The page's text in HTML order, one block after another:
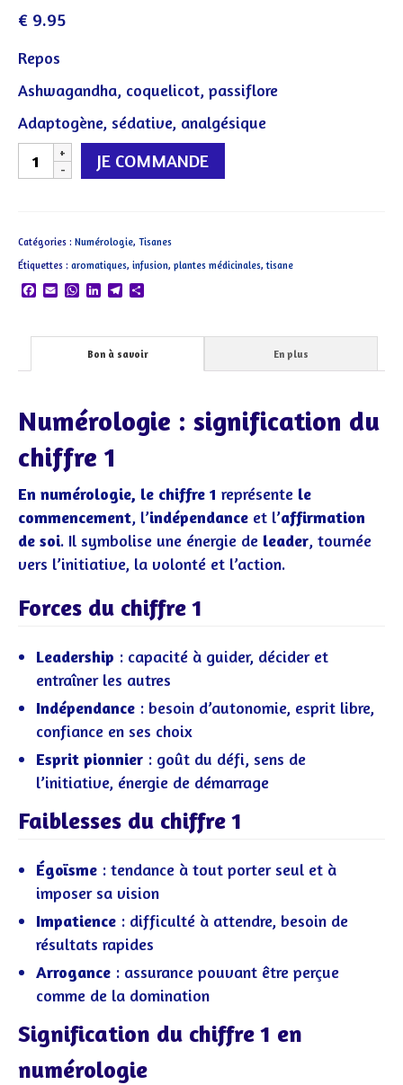
€ 9.95
Repos
Ashwagandha, coquelicot, passiflore
Adaptogène, sédative, analgésique
quantité
de
JE COMMANDE
Catégories : Numérologie, Tisanes
Étiquettes : aromatiques, infusion, plantes médicinales,tisane
Facebook
EmailWhatsApp
LinkedInTelegram
Bon à savoir En plus
Numérologie : signification du
chiffre 1
En numérologie, le chiffre 1 représente le
commencement, l’indépendance et l’affirmation
de soi. Il symbolise une énergie de leader, tournée
vers l’initiative, la volonté et l’action.
Forces du chiffre 1
Leadership : capacité à guider, décider et
entraîner les autres
Indépendance : besoin d’autonomie, esprit libre,
confiance en ses choix
Esprit pionnier : goût du défi, sens de
l’initiative, énergie de démarrage
Faiblesses du chiffre 1
Égoïsme : tendance à tout porter seul et à
imposer sa vision
Impatience : difficulté à attendre, besoin de
résultats rapides
Arrogance : assurance pouvant être perçue
comme de la domination
Signification du chiffre 1 en
numérologie